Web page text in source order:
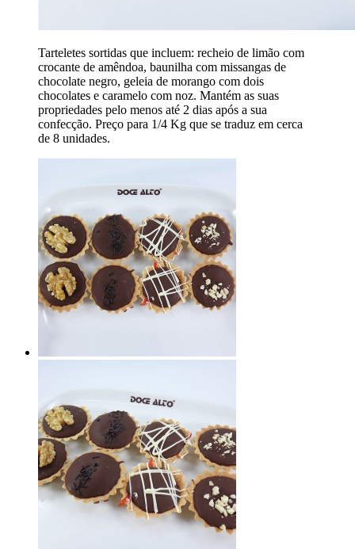
Tarteletes sortidas que incluem: recheio de limão com
crocante de amêndoa, baunilha com missangas de
chocolate negro, geleia de morango com dois
chocolates e caramelo com noz. Mantém as suas
propriedades pelo menos até 2 dias após a sua
confecção. Preço para 1/4 Kg que se traduz em cerca
de 8 unidades.